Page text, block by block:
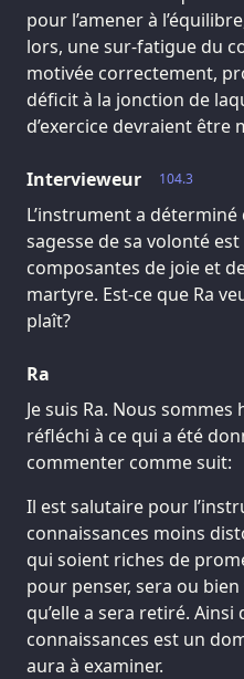
pour l’amener à
lors, une sur-fatigue du
motivée correctement,
déficit à la jonction de
d’exercice devraient être
104.3
Intervieweur
L’instrument a déterminé
sagesse de sa volonté
composantes de joie et
martyre. Est-ce que Ra
plaît?
Ra
Je suis Ra. Nous
réfléchi à ce qui a été
commenter comme suit:
Il est salutaire pour
connaissances moins
qui soient riches de
pour penser, sera ou
qu’elle a sera retiré.
connaissances est un
aura à examiner.